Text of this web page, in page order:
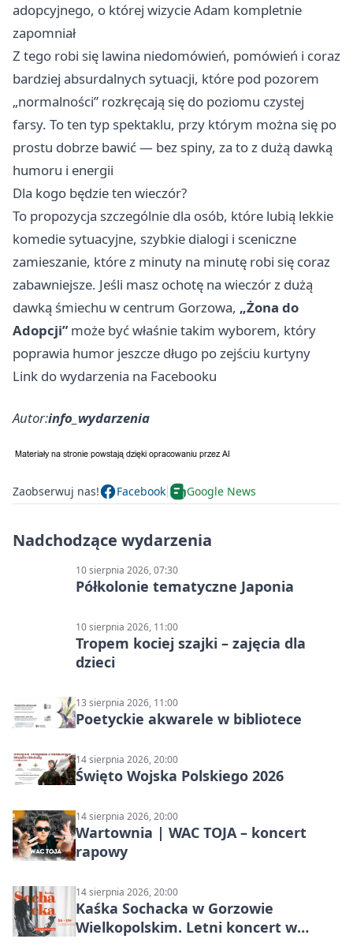
adopcyjnego, o której wizycie Adam kompletnie
zapomniał
Z tego robi się lawina niedomówień, pomówień i coraz
bardziej absurdalnych sytuacji, które pod pozorem
„normalności” rozkręcają się do poziomu czystej
farsy. To ten typ spektaklu, przy którym można się po
prostu dobrze bawić — bez spiny, za to z dużą dawką
humoru i energii
Dla kogo będzie ten wieczór?
To propozycja szczególnie dla osób, które lubią lekkie
komedie sytuacyjne, szybkie dialogi i sceniczne
zamieszanie, które z minuty na minutę robi się coraz
zabawniejsze. Jeśli masz ochotę na wieczór z dużą
dawką śmiechu w centrum Gorzowa, „Żona do
Adopcji”może być właśnie takim wyborem, który
poprawia humor jeszcze długo po zejściu kurtyny
Link do wydarzenia na Facebooku
Autor:info_wydarzenia
Zaobserwuj nas! Facebook Google News
Nadchodzące wydarzenia
10 sierpnia 2026, 07:30
Półkolonie tematyczne Japonia
10 sierpnia 2026, 11:00
Tropem kociej szajki – zajęcia dla
dzieci
13 sierpnia 2026, 11:00
Poetyckie akwarele w bibliotece
14 sierpnia 2026, 20:00
Święto Wojska Polskiego 2026
14 sierpnia 2026, 20:00
Wartownia | WAC TOJA – koncert
rapowy
14 sierpnia 2026, 20:00
Kaśka Sochacka w Gorzowie
Wielkopolskim. Letni koncert w